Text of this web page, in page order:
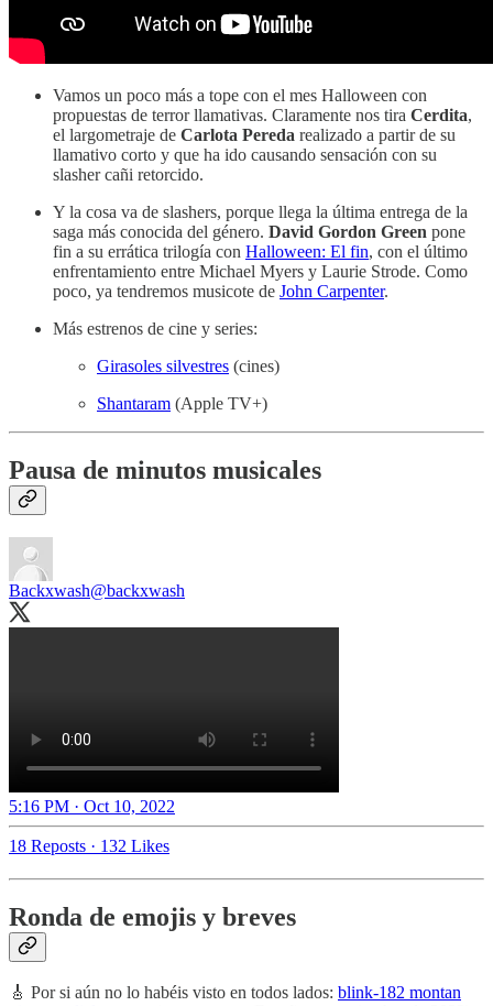
Vamos un poco más a tope con el mes Halloween con
propuestas de terror llamativas. Claramente nos tira Cerdita,
el largometraje de Carlota Pereda realizado a partir de su
llamativo corto y que ha ido causando sensación con su
slasher cañi retorcido.
Y la cosa va de slashers, porque llega la última entrega de la
saga más conocida del género. David Gordon Green pone
fin a su errática trilogía con Halloween: El fin, con el último
enfrentamiento entre Michael Myers y Laurie Strode. Como
poco, ya tendremos musicote de John Carpenter.
Más estrenos de cine y series:
Girasoles silvestres (cines)
Shantaram (Apple TV+)
Pausa de minutos musicales
Backxwash@backxwash
5:16 PM · Oct 10, 2022
18 Reposts · 132 Likes
Ronda de emojis y breves
🎸 Por si aún no lo habéis visto en todos lados: blink-182 montan